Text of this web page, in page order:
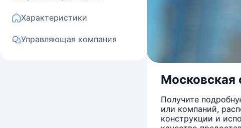
Характеристики
Управляющая компания
Московская
Получите
или компаний,
конструкции и